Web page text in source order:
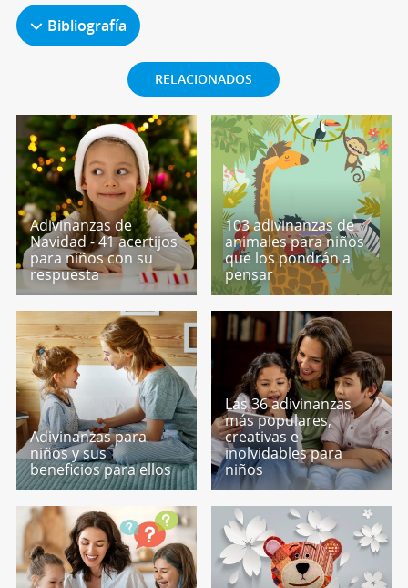
Bibliografía
RELACIONADOS
Adivinanzas de
Navidad - 41 acertijos
para niños con su
respuesta
103 adivinanzas de
animales para niños
que los pondrán a
pensar
Adivinanzas para
niños y sus
beneficios para ellos
Las 36 adivinanzas
más populares,
creativas e
inolvidables para
niños